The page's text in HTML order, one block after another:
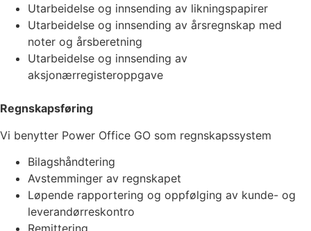
Utarbeidelse og innsending av likningspapirer
Utarbeidelse og innsending av årsregnskap med
noter og årsberetning
Utarbeidelse og innsending av
aksjonærregisteroppgave
Regnskapsføring
Vi benytter Power Office GO som regnskapssystem
Bilagshåndtering
Avstemminger av regnskapet
Løpende rapportering og oppfølging av kunde- og
leverandørreskontro